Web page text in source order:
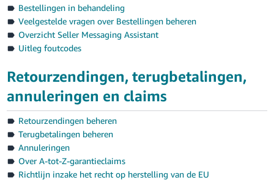
Bestellingen in behandeling
Veelgestelde vragen over Bestellingen beheren
Overzicht Seller Messaging Assistant
Uitleg foutcodes
Retourzendingen, terugbetalingen,
annuleringen en claims
Retourzendingen beheren
Terugbetalingen beheren
Annuleringen
Over A-tot-Z-garantieclaims
Richtlijn inzake het recht op herstelling van de EU